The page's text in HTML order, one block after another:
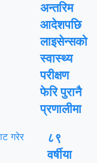
अन्तरिम
आदेशपछि
लाइसेन्सको
स्वास्थ्य
परीक्षण
फेरि पुरानै
प्रणालीमा
८९
वर्षीया